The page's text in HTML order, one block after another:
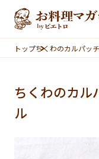
本文へスキップ
トップちくわのカルパッ
ちくわのカル
ル